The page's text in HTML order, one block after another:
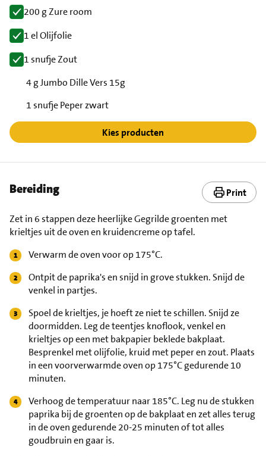
200 g Zure room
1 el Olijfolie
1 snufje Zout
4 g Jumbo Dille Vers 15g
1 snufje Peper zwart
Kies producten
Bereiding Print
Zet in 6 stappen deze heerlijke Gegrilde groenten met
krieltjes uit de oven en kruidencreme op tafel.
Verwarm de oven voor op 175°C.
Ontpit de paprika's en snijd in grove stukken. Snijd de
venkel in partjes.
Spoel de krieltjes, je hoeft ze niet te schillen. Snijd ze
doormidden. Leg de teentjes knoflook, venkel en
krieltjes op een met bakpapier beklede bakplaat.
Besprenkel met olijfolie, kruid met peper en zout. Plaats
in een voorverwarmde oven op 175°C gedurende 10
minuten.
Verhoog de temperatuur naar 185°C. Leg nu de stukken
paprika bij de groenten op de bakplaat en zet alles terug
in de oven gedurende 20-25 minuten of tot alles
goudbruin en gaar is.